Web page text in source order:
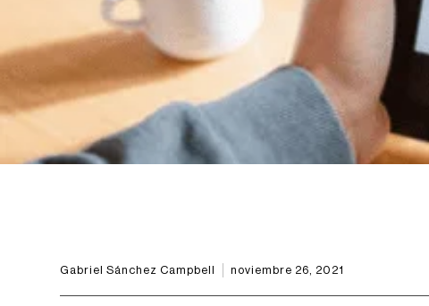
Gabriel Sánchez Campbell noviembre 26, 2021